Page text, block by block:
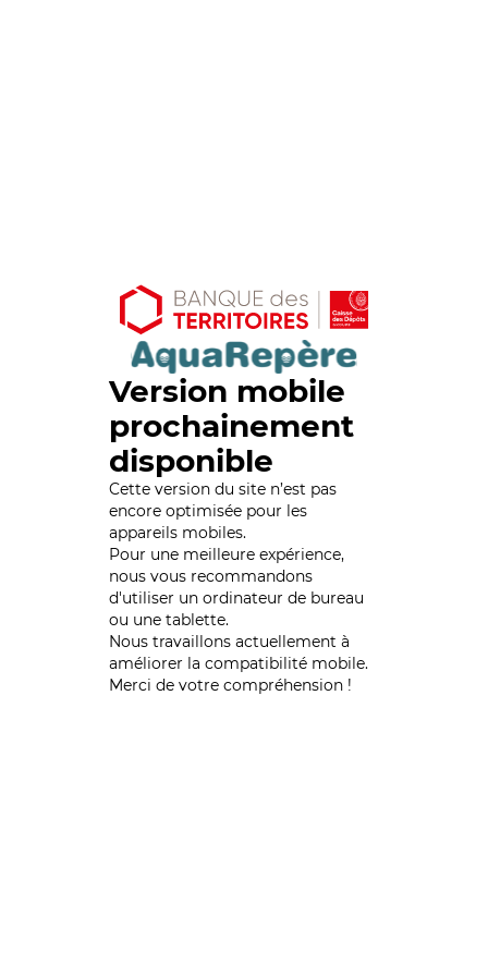
Version mobile
prochainement
disponible
Cette version du site n’est pas
encore optimisée pour les
appareils mobiles.
Pour une meilleure expérience,
nous vous recommandons
d'utiliser un ordinateur de bureau
ou une tablette.
Nous travaillons actuellement à
améliorer la compatibilité mobile.
Merci de votre compréhension !